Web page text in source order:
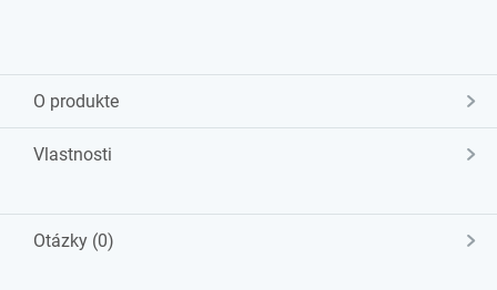
O produkte
Vlastnosti
Otázky (0)